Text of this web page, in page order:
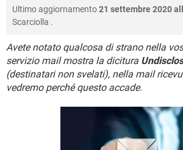
HARDWARE
INSTAGRAM
HARDWARE
iOS
INSTAGRAM WHATSAPP
TIKTOK FACEBOOK
HARDWARE
COVID-19 GAMING
iOS WINDOWS
INSTAGRAM
TIKTOK
GLOSSARIO
COVID-19 GAMING
INTRATTENIMENTO ANDROID
iOS
FACEBOOK
Ultimo aggiornamento21 settembre 2020
Scarciolla .
Avete notato qualcosa di strano nella
servizio mail mostra la dicitura
(destinatari non svelati), nella mail
vedremo perché questo accade.